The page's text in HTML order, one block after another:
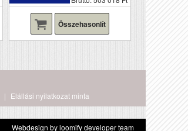
Összehasonlít
Elállási nyilatkozat minta
Webdesign by loomify developer team